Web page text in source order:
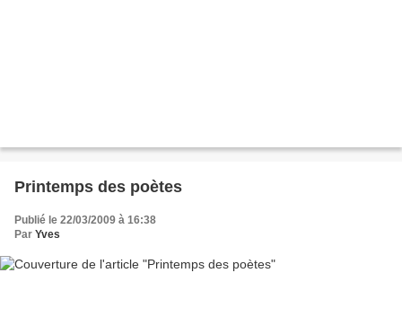
Printemps des poètes
Publié le 22/03/2009 à 16:38
Par Yves